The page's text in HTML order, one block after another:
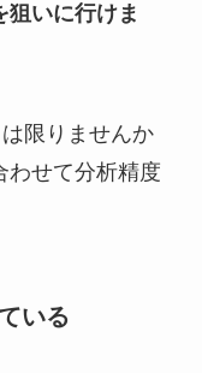
狙いに行けま
限りませんか
わせて分析精度
いる